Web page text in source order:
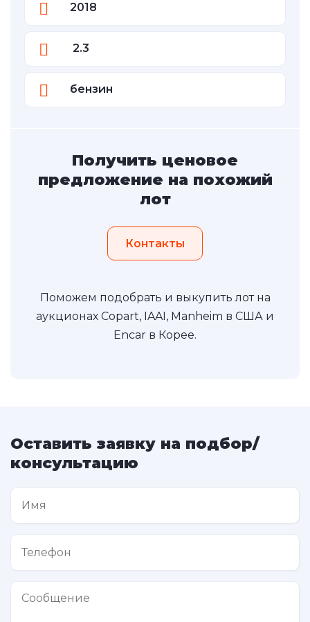
2018
2.3
бензин
Получить ценовое
предложение на похожий
лот
Контакты
Поможем подобрать и выкупить лот на
аукционах Copart, IAAI, Manheim в США и
Encar в Корее.
Оставить заявку на подбор/
консультацию